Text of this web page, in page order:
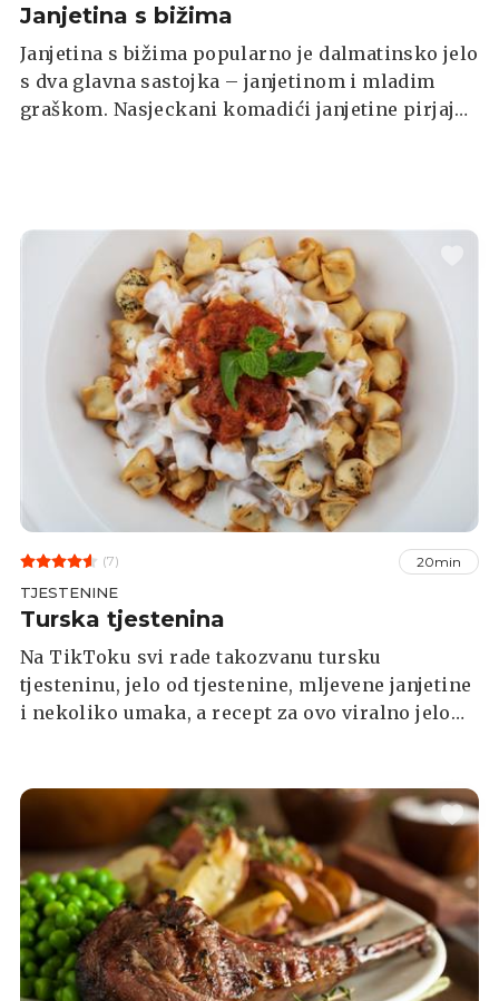
Janjetina s bižima
Janjetina s bižima popularno je dalmatinsko jelo
s dva glavna sastojka – janjetinom i mladim
graškom. Nasjeckani komadići janjetine pirjaju
(7) 20min
TJESTENINE
Turska tjestenina
Na TikToku svi rade takozvanu tursku
tjesteninu, jelo od tjestenine, mljevene janjetine
i nekoliko umaka, a recept za ovo viralno jelo